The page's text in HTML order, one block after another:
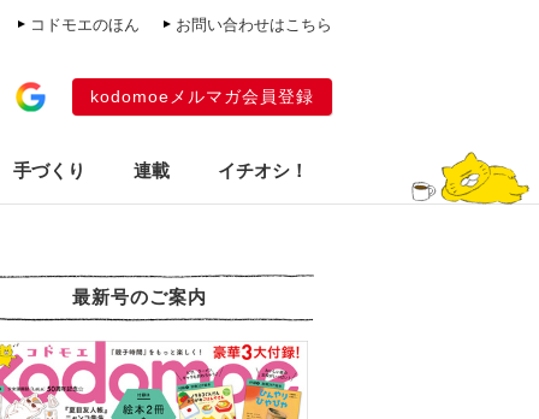
コドモエのほん お問い合わせはこちら
kodomoeメルマガ会員登録
手づくり 連載 イチオシ！
最新号のご案内